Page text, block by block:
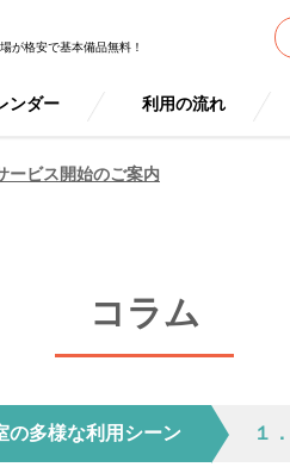
が格安で基本備品無料！
ンダー 利用の流れ
ービス開始のご案内
コラム
の多様な利用シーン １